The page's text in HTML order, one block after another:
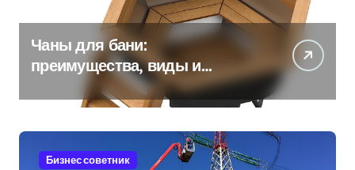
Чаны для бани:
преимущества, виды и
особенности использования
Бизнес советник